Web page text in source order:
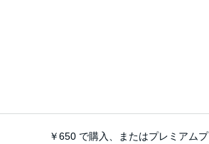
￥650 で購入、またはプレミアムプ